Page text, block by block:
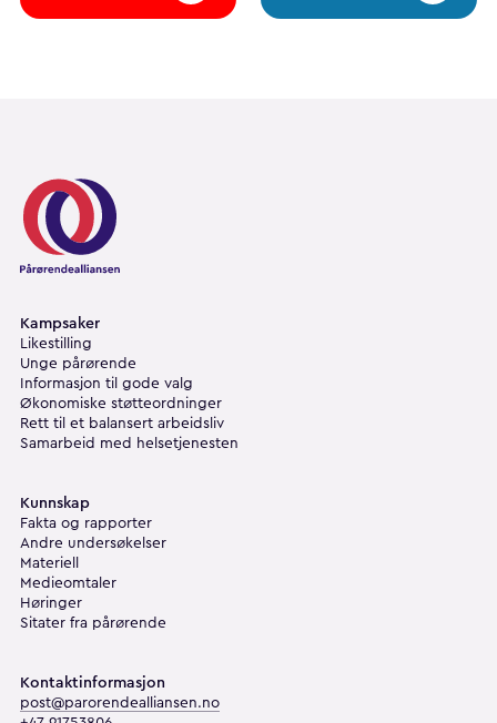
Pårørendealliansen
Kampsaker
Likestilling
Unge pårørende
Informasjon til gode valg
Økonomiske støtteordninger
Rett til et balansert arbeidsliv
Samarbeid med helsetjenesten
Kunnskap
Fakta og rapporter
Andre undersøkelser
Materiell
Medieomtaler
Høringer
Sitater fra pårørende
Kontaktinformasjon
post@parorendealliansen.no